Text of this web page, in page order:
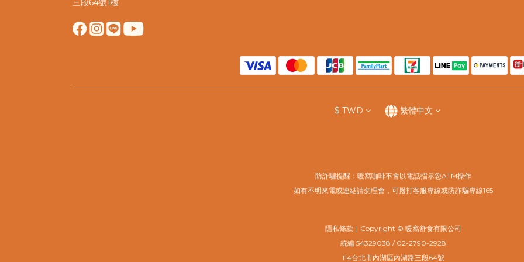
$ TWD 繁體中文
防詐騙提醒：暖窩咖啡不會以電話指示您ATM操作
如有不明來電或連結請勿理會，可撥打客服專線或防詐騙專線165
隱私條款 | Copyright © 暖窩舒食有限公司
​統編 54329038 / 02-2790-2928
114台北市內湖區內湖路三段64號